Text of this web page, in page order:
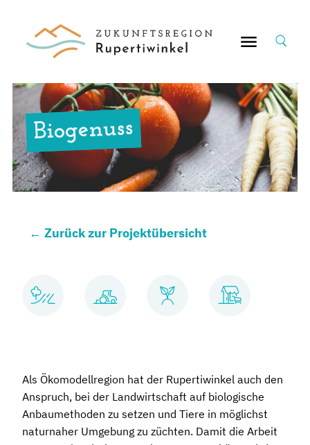
Suche
Biogenuss
← Zurück zur Projektübersicht
Als Ökomodellregion hat der Rupertiwinkel auch den
Anspruch, bei der Landwirtschaft auf biologische
Anbaumethoden zu setzen und Tiere in möglichst
naturnaher Umgebung zu züchten. Damit die Arbeit